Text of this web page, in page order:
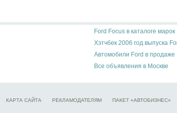
Ford Focus в каталоге марок
Хэтчбек 2006 год выпуска
Автомобили Ford в продаже
Все объявления в Москве
КАРТА САЙТА РЕКЛАМОДАТЕЛЯМ ПАКЕТ «АВТОБИЗНЕС»